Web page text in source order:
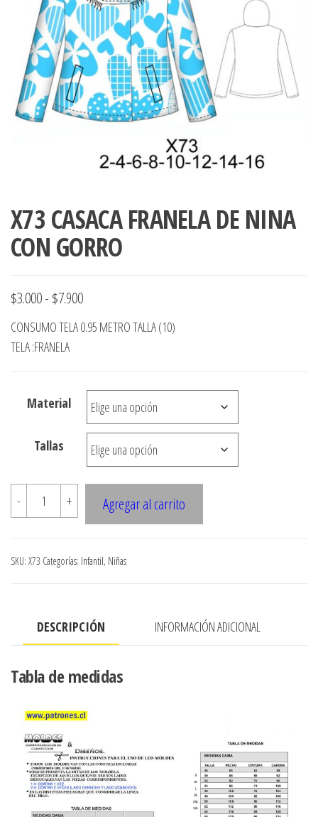
accumark ,
pdf , Moldes
Gerber ,
Graduaciones,
Ploteo y
Digitalización
accumark,
Moldes en
pdf, Moldes
Accumark
Chile.
X73 CASACA FRANELA DE NINA
CON GORRO
$3.000- $7.900Rango
de
$3.000
hasta
$7.900
CONSUMO TELA 0.95 METRO TALLA (10)
TELA :FRANELA
Material
Tallas
-
X73
CASACA
DE
cantidad
+ Agregar al carrito
SKU: X73 Categorías: Infantil, Niñas
DESCRIPCIÓN INFORMACIÓN ADICIONAL
Tabla de medidas